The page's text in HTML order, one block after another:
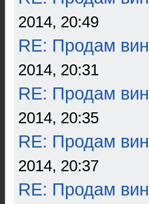
2014, 20:49
RE: Продам
2014, 20:31
RE: Продам
2014, 20:35
RE: Продам
2014, 20:37
RE: Продам